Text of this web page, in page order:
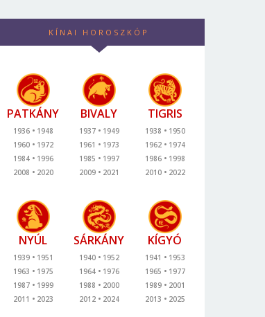
KÍNAI HOROSZKÓP
PATKÁNY
1936
1948
1960
1972
1984
1996
2008
2020
BIVALY
1937
1949
1961
1973
1985
1997
2009
2021
TIGRIS
1938
1950
1962
1974
1986
1998
2010
2022
NYÚL
1939
1951
1963
1975
1987
1999
2011
2023
SÁRKÁNY
1940
1952
1964
1976
1988
2000
2012
2024
KÍGYÓ
1941
1953
1965
1977
1989
2001
2013
2025